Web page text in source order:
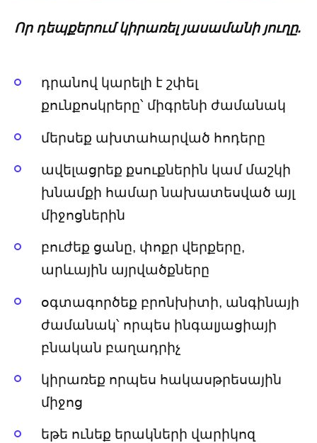
Որ դեպքերում կիրառել յասամանի յուղը.
դրանով կարելի է շփել
քունքոսկրերը՝ միգրենի ժամանակ
մերսեք ախտահարված հոդերը
ավելացրեք քսուքներին կամ մաշկի
խնամքի համար նախատեսված այլ
միջոցներին
բուժեք ցանը, փոքր վերքերը,
արևային այրվածքները
օգտագործեք բրոնխիտի, անգինայի
ժամանակ՝ որպես ինգալյացիայի
բնական բաղադրիչ
կիրառեք որպես հակասթրեսային
միջոց
եթե ունեք երակների վարիկոզ